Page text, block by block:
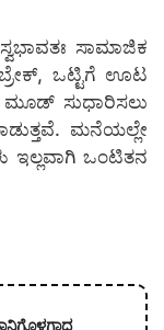
ಸಾಮಾಜಿಕ
ಬ್ರೇಕ್, ಒಟ್ಟಿಗೆ ಊಟ
ಮೂಡ್ ಸುಧಾರಿಸಲು
ಮನೆಯಲ್ಲೇ
ಇಲ್ಲವಾಗಿ ಒಂಟಿತನ